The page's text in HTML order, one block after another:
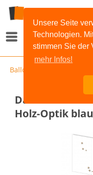
Unsere Seite
Technologien.
stimmen Sie der
mehr Infos!
Menü
Ballonkarten
Dankeskarten
Holz-Optik blau